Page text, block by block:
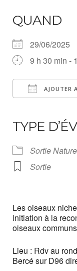
QUAND
29/06/2025
9 h 30 min -
AJOUTER
TYPE
Sortie Nature
Sortie
Les oiseaux
initiation à la
oiseaux
Lieu : Rdv au
Bercé sur D96